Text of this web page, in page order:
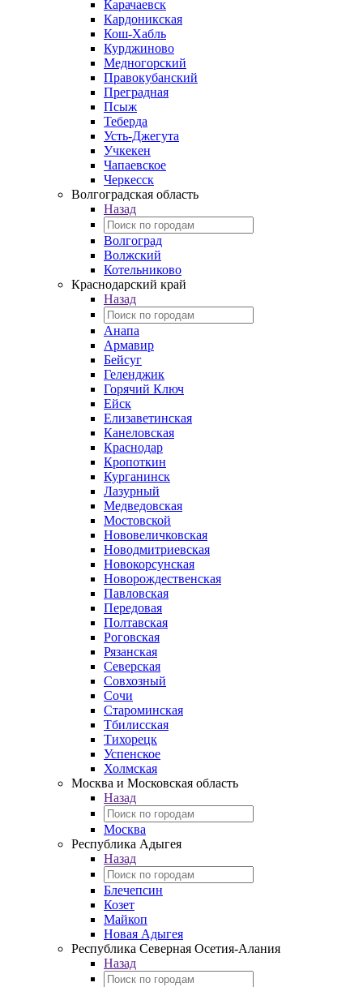
Карачаевск
Кардоникская
Кош-Хабль
Курджиново
Медногорский
Правокубанский
Преградная
Псыж
Теберда
Усть-Джегута
Учкекен
Чапаевское
Черкесск
Волгоградская область
Назад
Волгоград
Волжский
Котельниково
Краснодарский край
Назад
Анапа
Армавир
Бейсуг
Геленджик
Горячий Ключ
Ейск
Елизаветинская
Канеловская
Краснодар
Кропоткин
Курганинск
Лазурный
Медведовская
Мостовской
Нововеличковская
Новодмитриевская
Новокорсунская
Новорождественская
Павловская
Передовая
Полтавская
Роговская
Рязанская
Северская
Совхозный
Сочи
Староминская
Тбилисская
Тихорецк
Успенское
Холмская
Москва и Московская область
Назад
Москва
Республика Адыгея
Назад
Блечепсин
Козет
Майкоп
Новая Адыгея
Республика Северная Осетия-Алания
Назад